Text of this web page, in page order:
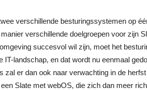
verschillende besturingssystemen op
verschillende doelgroepen voor zijn
succesvol wil zijn, moet het
IT-landschap, en dat wordt nu eenmaal
zal er dan ook naar verwachting in de
Slate met webOS, die zich dan meer